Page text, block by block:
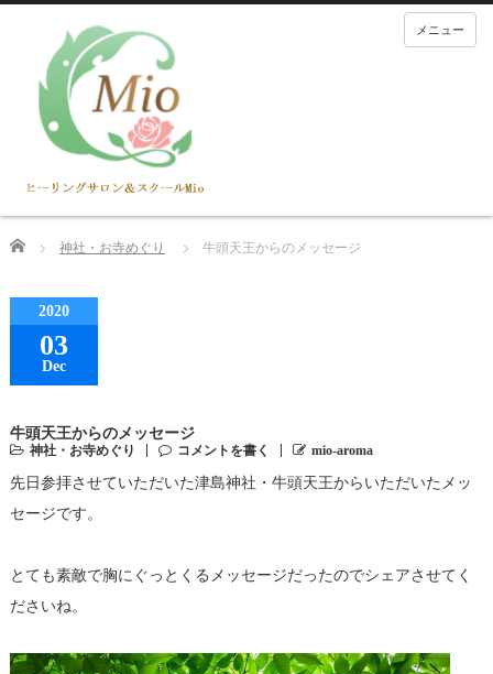
メニュー
Home 神社・お寺めぐり 牛頭天王からのメッセージ
2020
03
Dec
牛頭天王からのメッセージ
神社・お寺めぐり コメントを書く mio-aroma
先日参拝させていただいた津島神社・牛頭天王からいただいたメッ
セージです。
とても素敵で胸にぐっとくるメッセージだったのでシェアさせてく
ださいね。